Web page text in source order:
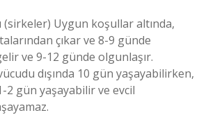
(sirkeler) Uygun koşullar altında,
çıkar ve 8-9 günde
ve 9-12 günde olgunlaşır.
dışında 10 gün yaşayabilirken,
gün yaşayabilir ve evcil